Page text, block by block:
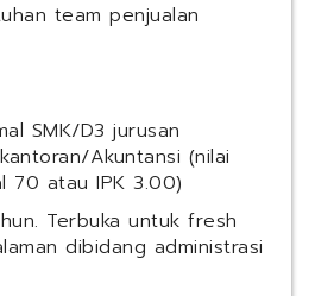
team penjualan
SMK/D3 jurusan
Akuntansi (nilai
70 atau IPK 3.00)
Terbuka untuk fresh
dibidang administrasi